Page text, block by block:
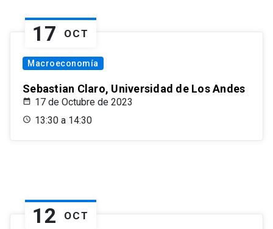
17 OCT
Macroeconomía
Sebastian Claro, Universidad de Los Andes
17 de Octubre de 2023
13:30 a 14:30
12 OCT